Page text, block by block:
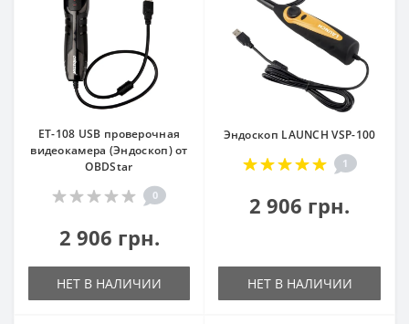
ET-108 USB проверочная
видеокамера (Эндоскоп) от
OBDStar
0
2 906 грн.
НЕТ В НАЛИЧИИ
Эндоскоп LAUNCH VSP-100
1
2 906 грн.
НЕТ В НАЛИЧИИ